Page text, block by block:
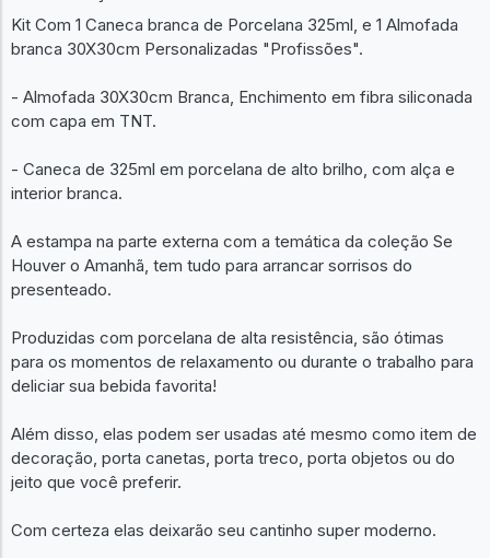
Kit Com 1 Caneca branca de Porcelana 325ml, e 1 Almofada
branca 30X30cm Personalizadas "Profissões".
- Almofada 30X30cm Branca, Enchimento em fibra siliconada
com capa em TNT.
- Caneca de 325ml em porcelana de alto brilho, com alça e
interior branca.
A estampa na parte externa com a temática da coleção Se
Houver o Amanhã, tem tudo para arrancar sorrisos do
presenteado.
Produzidas com porcelana de alta resistência, são ótimas
para os momentos de relaxamento ou durante o trabalho para
deliciar sua bebida favorita!
Além disso, elas podem ser usadas até mesmo como item de
decoração, porta canetas, porta treco, porta objetos ou do
jeito que você preferir.
Com certeza elas deixarão seu cantinho super moderno.